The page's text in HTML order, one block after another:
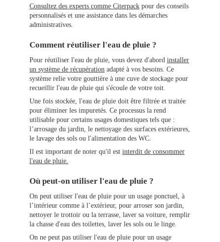
Consultez des experts comme Citerpack pour des conseils
personnalisés et une assistance dans les démarches
administratives.
Comment réutiliser l'eau de pluie ?
Pour réutiliser l'eau de pluie, vous devez d'abord installer
un système de récupération adapté à vos besoins. Ce
système relie votre gouttière à une cuve de stockage pour
recueillir l'eau de pluie qui s'écoule de votre toit.
Une fois stockée, l'eau de pluie doit être filtrée et traitée
pour éliminer les impuretés. Ce processus la rend
utilisable pour certains usages domestiques tels que :
l’arrosage du jardin, le nettoyage des surfaces extérieures,
le lavage des sols ou l'alimentation des WC.
Il est important de noter qu'il est interdit de consommer
l'eau de pluie.
Où peut-on utiliser l'eau de pluie ?
On peut utiliser l'eau de pluie pour un usage ponctuel, à
l’intérieur comme à l’extérieur, pour arroser son jardin,
nettoyer le trottoir ou la terrasse, laver sa voiture, remplir
la chasse d'eau des toilettes, laver les sols ou le linge.
On ne peut pas utiliser l'eau de pluie pour un usage